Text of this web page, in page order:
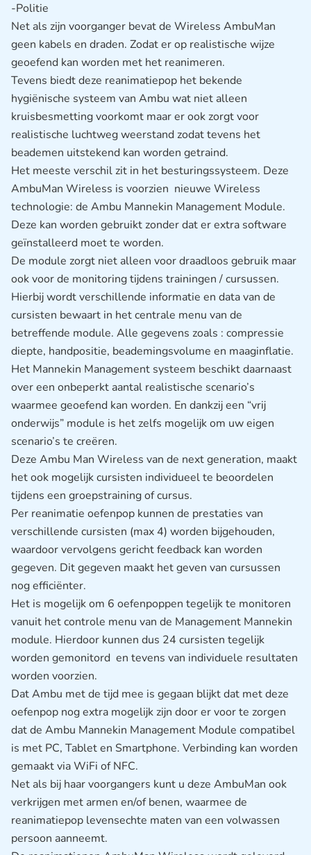
-Politie
Net als zijn voorganger bevat de Wireless AmbuMan
geen kabels en draden. Zodat er op realistische wijze
geoefend kan worden met het reanimeren.
Tevens biedt deze reanimatiepop het bekende
hygiënische systeem van Ambu wat niet alleen
kruisbesmetting voorkomt maar er ook zorgt voor
realistische luchtweg weerstand zodat tevens het
beademen uitstekend kan worden getraind.
Het meeste verschil zit in het besturingssysteem. Deze
AmbuMan Wireless is voorzien nieuwe Wireless
technologie: de Ambu Mannekin Management Module.
Deze kan worden gebruikt zonder dat er extra software
geïnstalleerd moet te worden.
De module zorgt niet alleen voor draadloos gebruik maar
ook voor de monitoring tijdens trainingen / cursussen.
Hierbij wordt verschillende informatie en data van de
cursisten bewaart in het centrale menu van de
betreffende module. Alle gegevens zoals : compressie
diepte, handpositie, beademingsvolume en maaginflatie.
Het Mannekin Management systeem beschikt daarnaast
over een onbeperkt aantal realistische scenario’s
waarmee geoefend kan worden. En dankzij een “vrij
onderwijs” module is het zelfs mogelijk om uw eigen
scenario’s te creëren.
Deze Ambu Man Wireless van de next generation, maakt
het ook mogelijk cursisten individueel te beoordelen
tijdens een groepstraining of cursus.
Per reanimatie oefenpop kunnen de prestaties van
verschillende cursisten (max 4) worden bijgehouden,
waardoor vervolgens gericht feedback kan worden
gegeven. Dit gegeven maakt het geven van cursussen
nog efficiënter.
Het is mogelijk om 6 oefenpoppen tegelijk te monitoren
vanuit het controle menu van de Management Mannekin
module. Hierdoor kunnen dus 24 cursisten tegelijk
worden gemonitord en tevens van individuele resultaten
worden voorzien.
Dat Ambu met de tijd mee is gegaan blijkt dat met deze
oefenpop nog extra mogelijk zijn door er voor te zorgen
dat de Ambu Mannekin Management Module compatibel
is met PC, Tablet en Smartphone. Verbinding kan worden
gemaakt via WiFi of NFC.
Net als bij haar voorgangers kunt u deze AmbuMan ook
verkrijgen met armen en/of benen, waarmee de
reanimatiepop levensechte maten van een volwassen
persoon aanneemt.